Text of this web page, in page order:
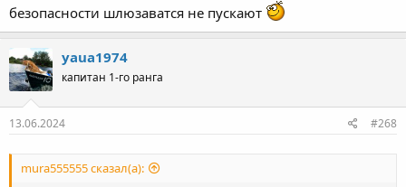
безопасности шлюзаватся не пускают
yaua1974
капитан 1-го ранга
13.06.2024 #268
mura555555 сказал(а):